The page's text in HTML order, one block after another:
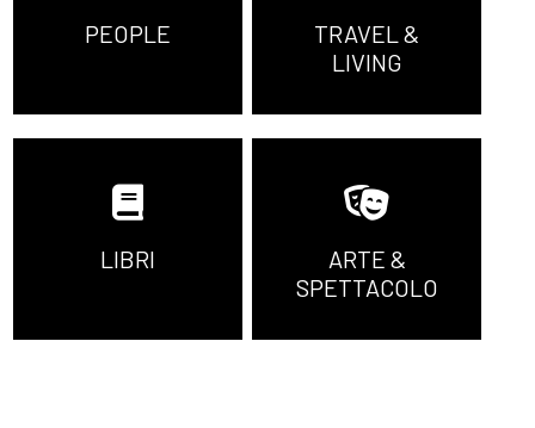
PEOPLE
TRAVEL &
LIVING
LIBRI
ARTE &
SPETTACOLO